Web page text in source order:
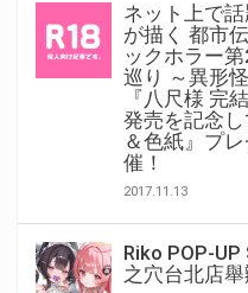
ネット上で
が描く 都市
ックホラー
巡り ～異形
『八尺様 完
発売を記念
＆色紙』プ
催！
2017.11.13
Riko POP-UP
之穴台北店舉